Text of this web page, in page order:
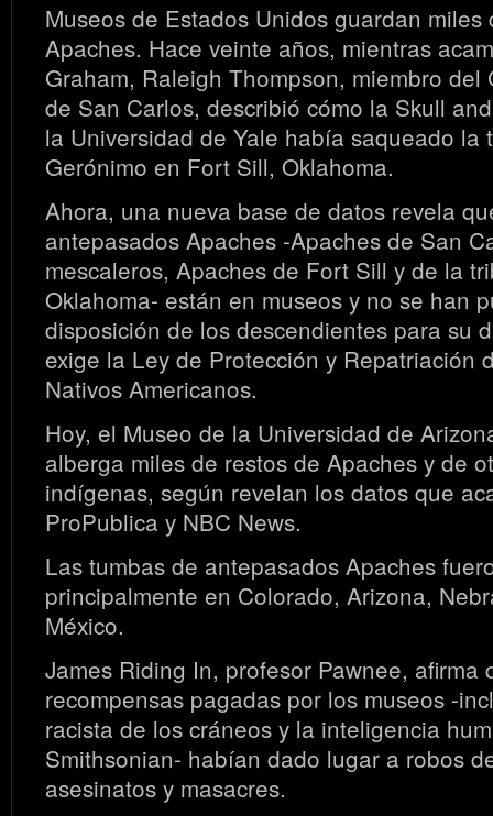
Museos de Estados Unidos guardan miles
Apaches. Hace veinte años, mientras
Graham, Raleigh Thompson, miembro del
de San Carlos, describió cómo la Skull
la Universidad de Yale había saqueado la
Gerónimo en Fort Sill, Oklahoma.
Ahora, una nueva base de datos revela
antepasados Apaches -Apaches de San
mescaleros, Apaches de Fort Sill y de la
Oklahoma- están en museos y no se han
disposición de los descendientes para su
exige la Ley de Protección y Repatriación
Nativos Americanos.
Hoy, el Museo de la Universidad de
alberga miles de restos de Apaches y de
indígenas, según revelan los datos que
ProPublica y NBC News.
Las tumbas de antepasados Apaches
principalmente en Colorado, Arizona,
México.
James Riding In, profesor Pawnee, afirma
recompensas pagadas por los museos -
racista de los cráneos y la inteligencia
Smithsonian- habían dado lugar a robos
asesinatos y masacres.